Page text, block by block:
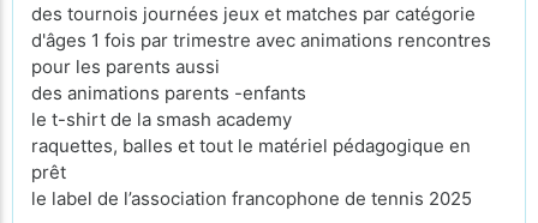
des tournois journées jeux et matches par catégorie
d'âges 1 fois par trimestre avec animations rencontres
pour les parents aussi
des animations parents -enfants
le t-shirt de la smash academy
raquettes, balles et tout le matériel pédagogique en
prêt
le label de l’association francophone de tennis 2025